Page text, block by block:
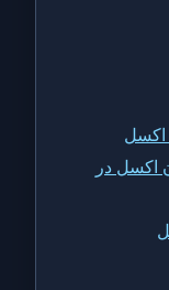
اکسل
اکسل در